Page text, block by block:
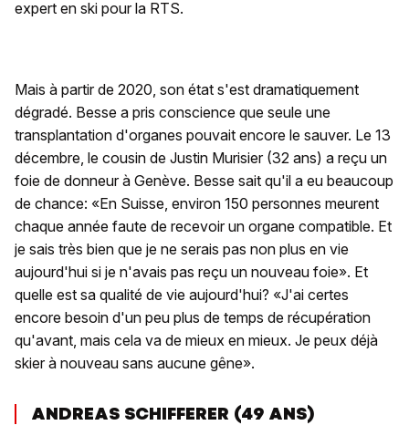
expert en ski pour la RTS.
Mais à partir de 2020, son état s'est dramatiquement
dégradé. Besse a pris conscience que seule une
transplantation d'organes pouvait encore le sauver. Le 13
décembre, le cousin de Justin Murisier (32 ans) a reçu un
foie de donneur à Genève. Besse sait qu'il a eu beaucoup
de chance: «En Suisse, environ 150 personnes meurent
chaque année faute de recevoir un organe compatible. Et
je sais très bien que je ne serais pas non plus en vie
aujourd'hui si je n'avais pas reçu un nouveau foie». Et
quelle est sa qualité de vie aujourd'hui? «J'ai certes
encore besoin d'un peu plus de temps de récupération
qu'avant, mais cela va de mieux en mieux. Je peux déjà
skier à nouveau sans aucune gêne».
ANDREAS SCHIFFERER (49 ANS)